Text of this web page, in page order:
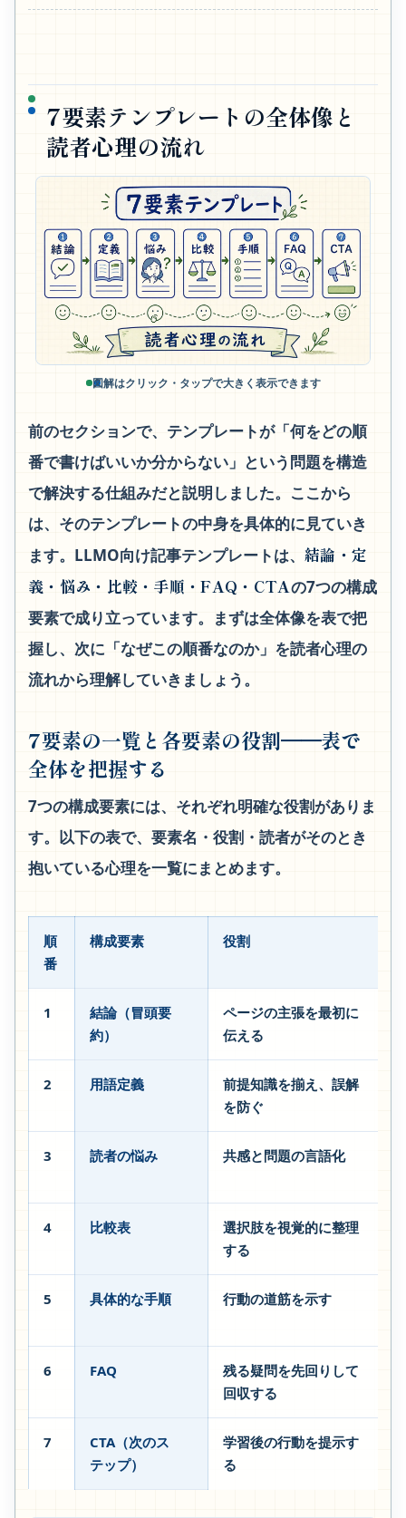
7要素テンプレートの全体像と
読者心理の流れ
図解はクリック・タップで大きく表示できます
前のセクションで、テンプレートが「何をどの順
番で書けばいいか分からない」という問題を構造
で解決する仕組みだと説明しました。ここから
は、そのテンプレートの中身を具体的に見ていき
ます。LLMO向け記事テンプレートは、 結論・定
義・悩み・比較・手順・FAQ・CTAの7つの構成
要素で成り立っています。まずは全体像を表で把
握し、次に「なぜこの順番なのか」を読者心理の
流れから理解していきましょう。
7要素の一覧と各要素の役割──表で
全体を把握する
7つの構成要素には、それぞれ明確な役割がありま
す。以下の表で、要素名・役割・読者がそのとき
抱いている心理を一覧にまとめます。
順
番
構成要素 役割
1
結論（冒頭要
約）
ページの主張を最初に
伝える
2 用語定義
前提知識を揃え、誤解
を防ぐ
3 読者の悩み 共感と問題の言語化
4 比較表
選択肢を視覚的に整理
する
5 具体的な手順 行動の道筋を示す
6 FAQ
残る疑問を先回りして
回収する
7
CTA（次のス
テップ）
学習後の行動を提示す
る